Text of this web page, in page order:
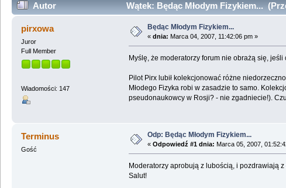
Autor Wątek: Będąc Młodym Fizykiem...
pirxowa
Juror
Full Member
Wiadomości: 147
Będąc Młodym Fizykiem...
« dnia: Marca 04, 2007, 11:42:06 pm »
Myślę, że moderatorzy forum nie obrażą się,
Pilot Pirx lubił kolekcjonować różne
Młodego Fizyka robi w zasadzie to samo.
pseudonaukowcy w Rosji? - nie zgadniecie!).
Terminus
Gość
Odp: Będąc Młodym Fizykiem...
« Odpowiedź #1 dnia: Marca 05, 2007,
Moderatorzy aprobują z lubością, i pozdrawiają
Salut!